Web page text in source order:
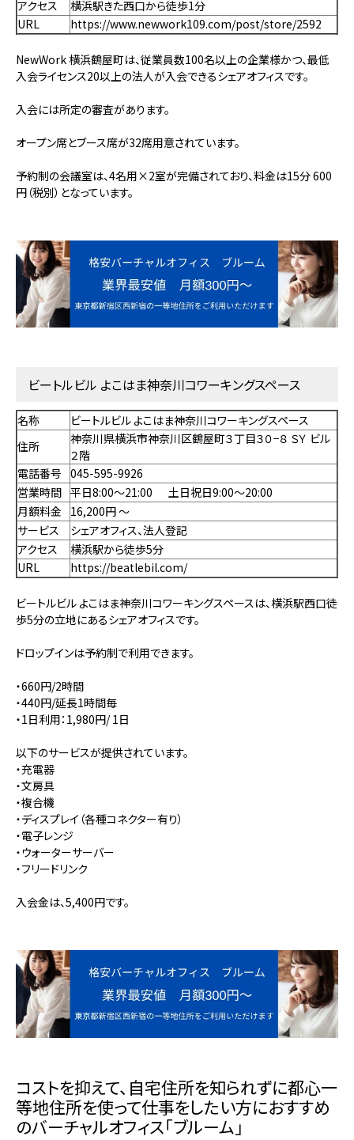
アクセス
横浜駅きた西口から徒歩1分
URL
https://www.newwork109.com/post/store/2592
NewWork 横浜鶴屋町は、従業員数100名以上の企業様かつ、最低
入会ライセンス20以上の法人が入会できるシェアオフィスです。
入会には所定の審査があります。
オープン席とブース席が32席用意されています。
予約制の会議室は、4名用×2室が完備されており、料金は15分 600
円（税別）となっています。
ビートルビル よこはま神奈川コワーキングスペース
名称
ビートルビル よこはま神奈川コワーキングスペース
住所
神奈川県横浜市神奈川区鶴屋町３丁目３０−８ ＳＹ ビル
２階
電話番号 045-595-9926
営業時間 平日8:00～21:00 土日祝日9:00～20:00
月額料金
16,200円 〜
サービス
シェアオフィス、法人登記
アクセス
横浜駅から徒歩5分
URL
https://beatlebil.com/
ビートルビル よこはま神奈川コワーキングスペースは、横浜駅西口徒
歩5分の立地にあるシェアオフィスです。
ドロップインは予約制で利用できます。
・660円/2時間
・440円/延長1時間毎
・1日利用：1,980円/ 1日
以下のサービスが提供されています。
・充電器
・文房具
・複合機
・ディスプレイ（各種コネクター有り）
・電子レンジ
・ウォーターサーバー
・フリードリンク
入会金は、5,400円です。
コストを抑えて、自宅住所を知られずに都心一
等地住所を使って仕事をしたい方におすすめ
のバーチャルオフィス「ブルーム」